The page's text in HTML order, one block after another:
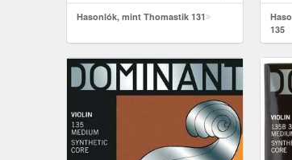
Hasonlók, mint Thomastik 131
135